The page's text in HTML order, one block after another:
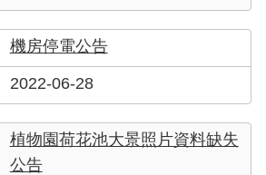
機房停電公告
2022-06-28
植物園荷花池大景照片資料缺失
公告